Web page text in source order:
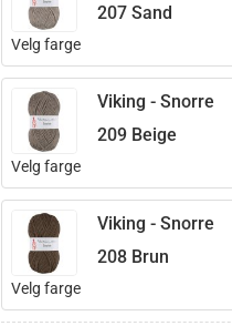
Velg farge
207 Sand
Velg farge
Viking - Snorre
209 Beige
Velg farge
Viking - Snorre
208 Brun